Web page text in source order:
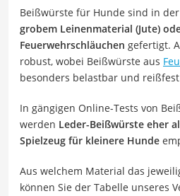
Beißwürste für Hunde sind in der
grobem Leinenmaterial (Jute)
Feuerwehrschläuchen gefertigt.
robust, wobei Beißwürste aus
besonders belastbar und
In gängigen Online-Tests von
werden Leder-Beißwürste eher
Spielzeug für kleinere Hunde
Aus welchem Material das
können Sie der Tabelle unseres